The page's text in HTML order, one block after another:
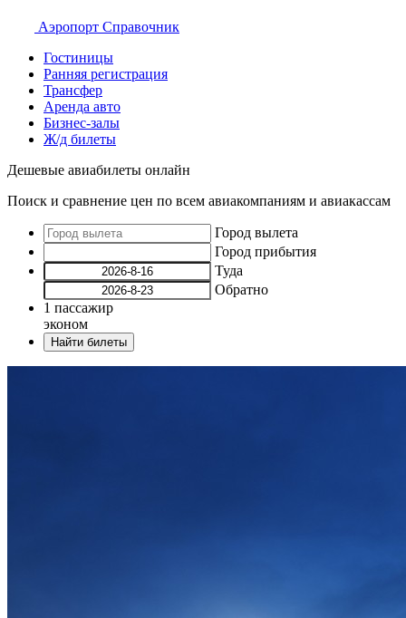
Аэропорт Справочник
Гостиницы
Ранняя регистрация
Трансфер
Аренда авто
Бизнес-залы
Ж/д билеты
Дешевые авиабилеты онлайн
Поиск и сравнение цен по всем авиакомпаниям и авиакассам
Город вылета
Город прибытия
Туда
Обратно
1 пассажир
эконом
Найти билеты